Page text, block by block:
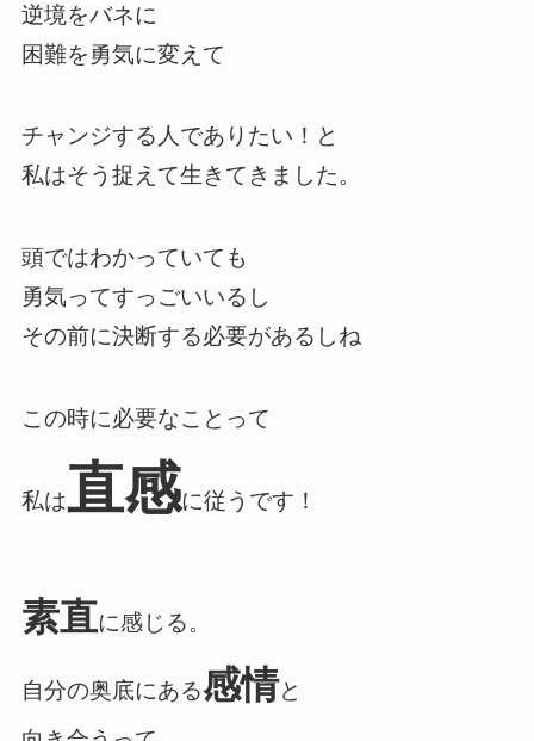
逆境をバネに
困難を勇気に変えて
チャンジする人でありたい！と
私はそう捉えて生きてきました。
頭ではわかっていても
勇気ってすっごいいるし
その前に決断する必要があるしね
この時に必要なことって
私は直感に従うです！
素直に感じる。
自分の奥底にある感情と